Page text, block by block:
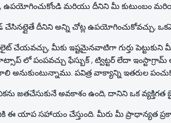
ఉపయోగించుకోండి మరియు దీనిని మీ కుటుంబం
చేసినట్లైతే దీనిని అన్ని చోట్ల ఉపయోగించుకోవచ్చు,
మీకు ఇష్టమైనవాటిగా గుర్తు పెట్టుకుని
లో పంపవచ్చు ఫేస్బుక్ , ట్విట్టర్ లేదా
అనుకుంటున్నాము. పవిత్ర వాక్యాన్ని ఇతరుల
జతచేసుకునే అవకాశం ఉంది, దానిని ఒక
యాప సహాయం చేస్తుంది. మీరు మీ ప్రాధాన్యత